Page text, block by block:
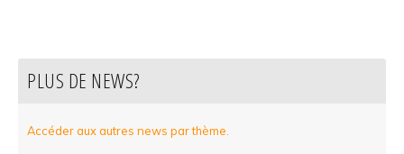
PLUS DE NEWS?
Accéder aux autres news par thème.